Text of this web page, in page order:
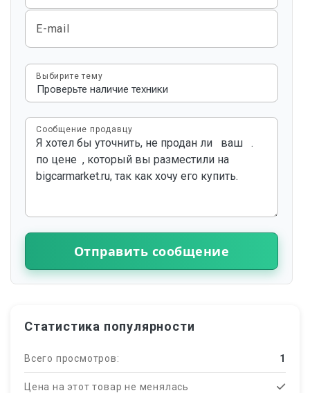
E-mail
Выбирите тему
Сообщение продавцу
Отправить сообщение
Статистика популярности
Всего просмотров: 1
Цена на этот товар не менялась